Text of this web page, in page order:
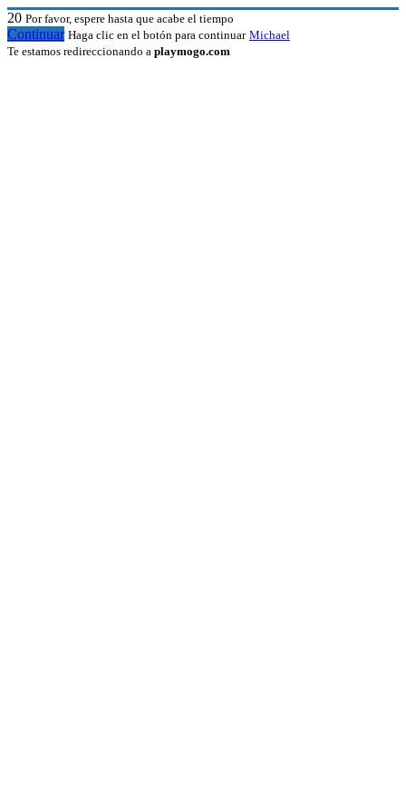
20 Por favor, espere hasta que acabe el tiempo
Continuar Haga clic en el botón para continuar Michael
Te estamos redireccionando a playmogo.com